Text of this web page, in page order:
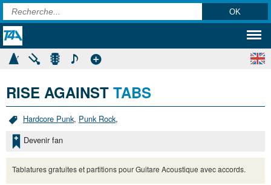
RISE AGAINST TABS
Hardcore Punk, Punk Rock,
Devenir fan
Tablatures gratuites et partitions pour Guitare Acoustique avec accords.